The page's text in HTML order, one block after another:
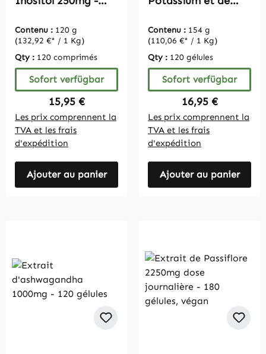
Contenu : 120 g
(132,92 €* / 1 Kg)
Qty : 120 comprimés
Sofort verfügbar
Regulärer Preis:
15,95 €
Les prix comprennent la
TVA et les frais
d'expédition
Ajouter au panier
Contenu : 154 g
(110,06 €* / 1 Kg)
Qty : 120 gélules
Sofort verfügbar
Regulärer Preis:
16,95 €
Les prix comprennent la
TVA et les frais
d'expédition
Ajouter au panier